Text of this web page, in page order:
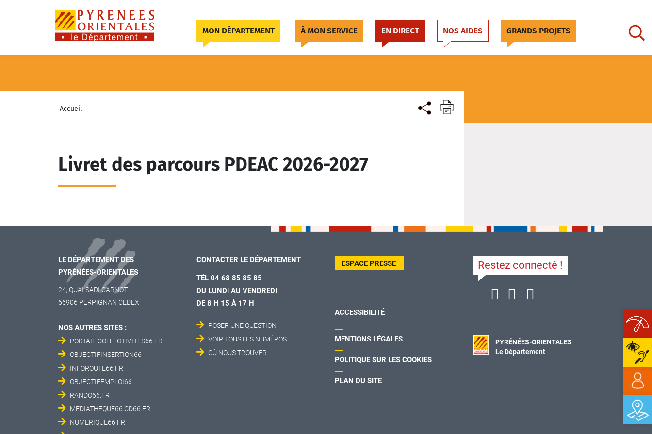
MON DÉPARTEMENT À MON SERVICE EN DIRECT NOS AIDES GRANDS PROJETS
Accueil
Livret des parcours PDEAC 2026-2027
LE DÉPARTEMENT DES
PYRÉNÉES-ORIENTALES
24, QUAI SADI CARNOT
66906 PERPIGNAN CEDEX
NOS AUTRES SITES :
PORTAIL-COLLECTIVITES66.FR
OBJECTIFINSERTION66
INFOROUTE66.FR
OBJECTIFEMPLOI66
RANDO66.FR
MEDIATHEQUE66.CD66.FR
NUMERIQUE66.FR
CONTACTER LE DÉPARTEMENT
TÉL 04 68 85 85 85
DU LUNDI AU VENDREDI
DE 8 H 15 À 17 H
POSER UNE QUESTION
VOIR TOUS LES NUMÉROS
OÙ NOUS TROUVER
ESPACE PRESSE
ACCESSIBILITÉ
MENTIONS LÉGALES
POLITIQUE SUR LES COOKIES
PLAN DU SITE
Restez connecté !
PYRÉNÉES-ORIENTALES
Le Département